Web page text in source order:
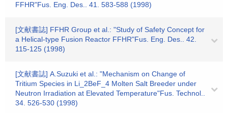
FFHR"Fus. Eng. Des.. 41. 583-588 (1998)
[文献書誌] FFHR Group et al.: "Study of Safety Concept for
a Helical-type Fusion Reactor FFHR"Fus. Eng. Des.. 42.
115-125 (1998)
[文献書誌] A.Suzuki et al.: "Mechanism on Change of
Tritium Species in Li_2BeF_4 Molten Salt Breeder under
Neutron Irradiation at Elevated Temperature"Fus. Technol..
34. 526-530 (1998)